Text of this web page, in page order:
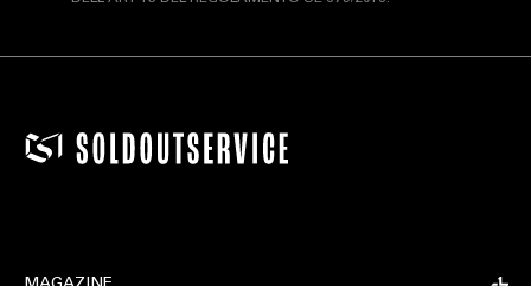
RELEASE
CONDIVIDI SU